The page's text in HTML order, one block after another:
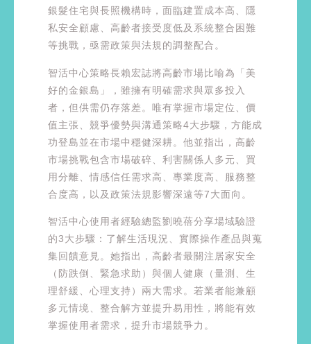
銀髮住宅與長照機構時，面臨建置成本高、隱
私安全顧慮、高齡者接受度低及系統整合困難
等挑戰，亟需政策與法規的調整配合。
智活中心策略長賴宏誌將高齡市場比喻為「美
好的金銀島」，雖擁有明確需求與眾多投入
者，但供需仍存落差。唯有掌握市場定位、價
值主張、競爭優勢與溝通策略4大步驟，方能成
功登島並在市場中穩健深耕。他並指出，高齡
市場挑戰包含市場破碎、利害關係人多元、買
用分離、情感信任需求高、專業度高、服務整
合度高，以及政策法規影響深遠等7大面向。
智活中心使用者經驗總監劉曉蓓分享場域驗證
的3大步驟：了解生活現況、實際操作產品與蒐
集回饋意見。她指出，高齡者最關注居家安全
（防跌倒、緊急求助）與個人健康（量測、生
理舒緩、心理支持）兩大需求。若業者能兼顧
多元情境、整合解方並提升易用性，將能有效
掌握使用者需求，提升市場競爭力。